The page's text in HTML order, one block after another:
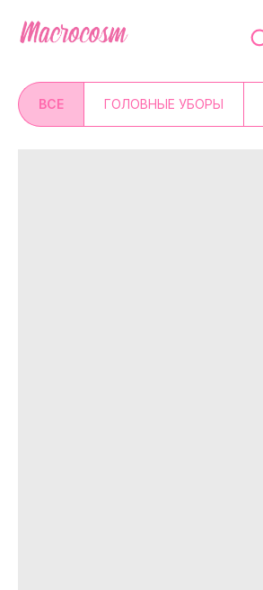
ВСЕ ГОЛОВНЫЕ УБОРЫ